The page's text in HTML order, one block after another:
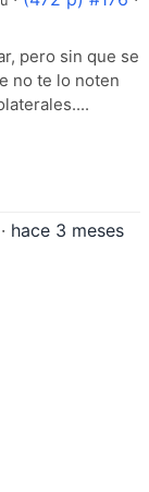
pero sin que se
no te lo noten
· hace 3 meses